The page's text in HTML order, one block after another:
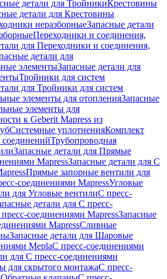
детали для ТройникиКрестовины
детали для Крестовины
неразборныеЗапасные детали
Переходники и соединения,
для Переходники и соединения,
детали для
элементыЗапасные детали для
Тройники для систем
для Тройники для систем
элементы для отопленияЗапасные
элементы для
к Geberit Mapress из
Системные уплотненияКомплект
Трубопроводная
Запасные детали для Прямые
MapressЗапасные детали для С
Прямые запорные вентили для
соединениями MapressУгловые
для Угловые вентилиС пресс-
детали для С пресс-
соединениями MapressЗапасные
MapressСливные
Запасные детали для Шаровые
MeplaС пресс-соединениями
для С пресс-соединениями
для скрытого монтажаС пресс-